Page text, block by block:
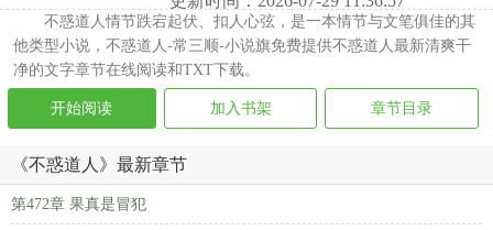
不惑道人情节跌宕起伏、扣人心弦，是一本情节与文笔俱佳的其
他类型小说，不惑道人-常三顺-小说旗免费提供不惑道人最新清爽干
净的文字章节在线阅读和TXT下载。
开始阅读 加入书架 章节目录
《不惑道人》最新章节
第472章 果真是冒犯